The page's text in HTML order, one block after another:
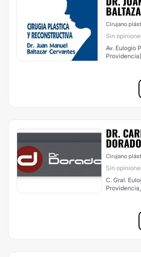
Cirujano
Sin
Av. Eulogio
DR.
Cirujano
Sin
C. Gral.